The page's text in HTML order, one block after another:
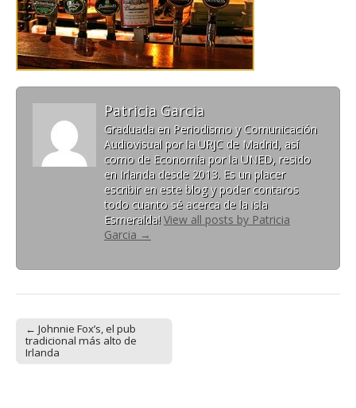
Irlanda!
Patricia Garcia
Graduada en Periodismo y Comunicación
Audiovisual por la URJC de Madrid, así
como de Economía por la UNED, resido
en Irlanda desde 2013. Es un placer
escribir en este blog y poder contaros
todo cuanto sé acerca de la isla
Esmeralda! View all posts by Patricia
Garcia →
Post navigation
← Johnnie Fox’s, el pub
tradicional más alto de
Irlanda